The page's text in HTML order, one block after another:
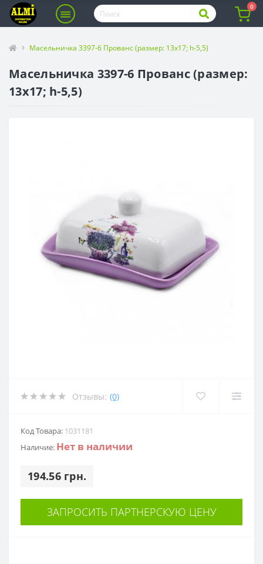
0
Масельничка 3397-6 Прованс (размер: 13х17; h-5,5)
Масельничка 3397-6 Прованс (размер:
13х17; h-5,5)
Отзывы: (0)
Код Товара: 1031181
Наличие: Нет в наличии
194.56 грн.
ЗАПРОСИТЬ ПАРТНЕРСКУЮ ЦЕНУ